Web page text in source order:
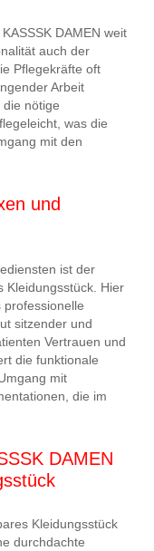
DAMEN weit
auch der
Pflegekräfte oft
Arbeit
die nötige
was die
mit den
und
ist der
Kleidungsstück. Hier
sitzender und
Vertrauen und
die funktionale
mit
die im
DAMEN
Kleidungsstück
durchdachte